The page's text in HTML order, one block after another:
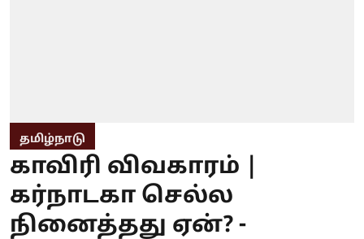
தமிழ்நாடு
காவிரி விவகாரம் |
கர்நாடகா செல்ல
நினைத்தது ஏன்? -